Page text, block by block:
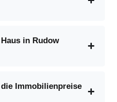
in Rudow
Immobilienpreise